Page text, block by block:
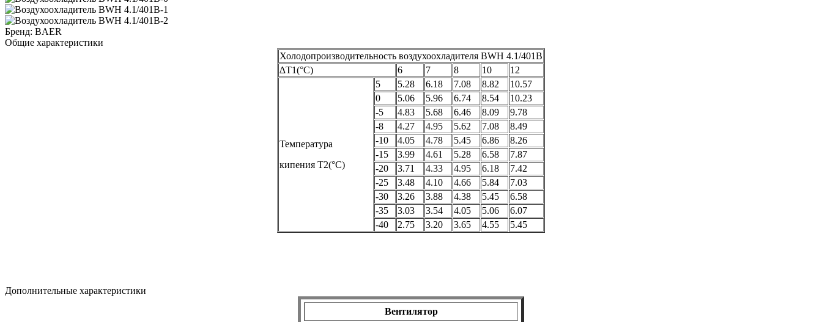
Бренд: BAER
Общие характеристики
Холодопроизводительность воздухоохладителя BWH 4.1/401B
∆T1(°С)
6 7 8 10 12
Температура
кипения Т2(°С)
5 5.28 6.18 7.08 8.82
10.57
0
5.06 5.96 6.74 8.54
10.23
-5
4.83 5.68 6.46 8.09
9.78
-8
4.27 4.95 5.62 7.08
8.49
-10
4.05 4.78 5.45 6.86
8.26
-15
3.99 4.61 5.28 6.58
7.87
-20
3.71 4.33 4.95 6.18
7.42
-25
3.48 4.10 4.66 5.84
7.03
-30
3.26 3.88 4.38 5.45
6.58
-35
3.03 3.54 4.05 5.06
6.07
-40
2.75 3.20 3.65 4.55 5.45
Дополнительные характеристики
Вентилятор